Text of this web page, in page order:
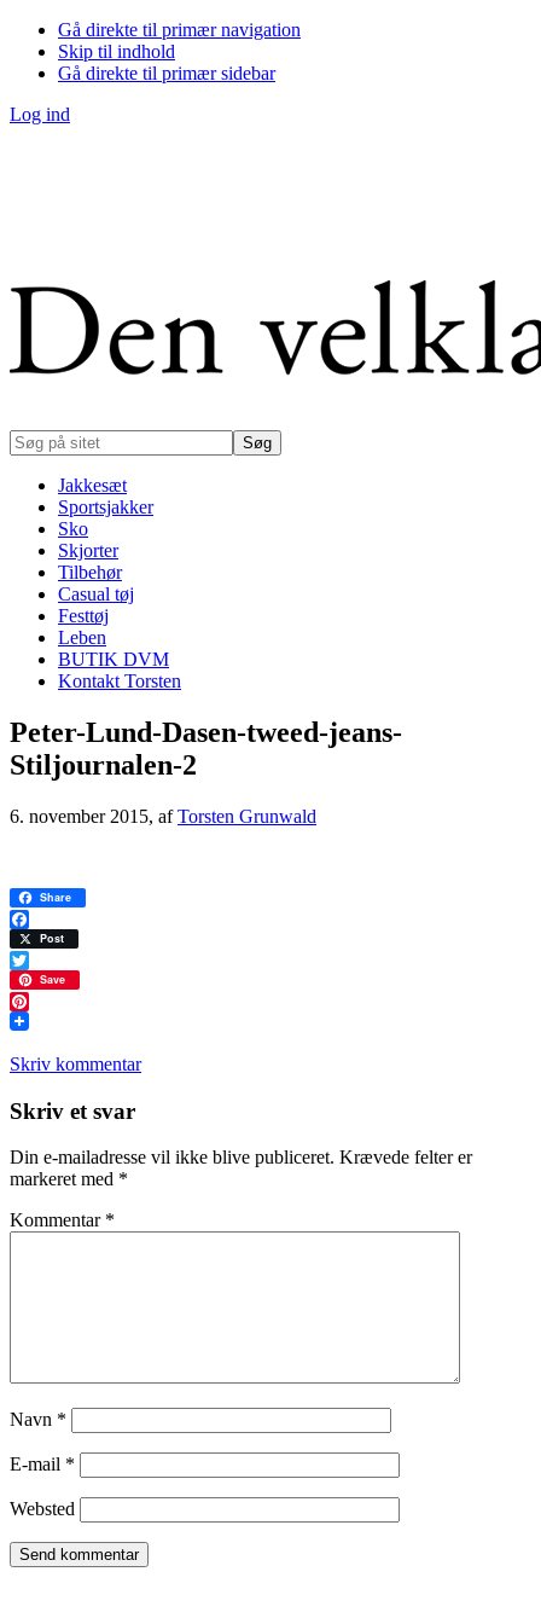
Gå direkte til primær navigation
Skip til indhold
Gå direkte til primær sidebar
Log ind
Søg
på
Jakkesæt
Sportsjakker
Sko
Skjorter
Tilbehør
Casual tøj
Festtøj
Leben
BUTIK DVM
Kontakt Torsten
Peter-Lund-Dasen-tweed-jeans-
Stiljournalen-2
6. november 2015, afTorsten Grunwald
Share
Facebook
Post
Twitter
Save
Pinterest
Skriv kommentar
Læserinteraktioner
Skriv et svar
Din e-mailadresse vil ikke blive publiceret. Krævede felter er
markeret med *
Kommentar *
Navn *
E-mail *
Websted